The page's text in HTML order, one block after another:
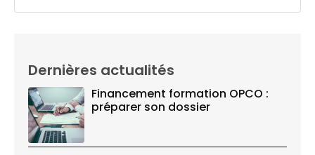
Dernières actualités
Financement formation OPCO :
préparer son dossier